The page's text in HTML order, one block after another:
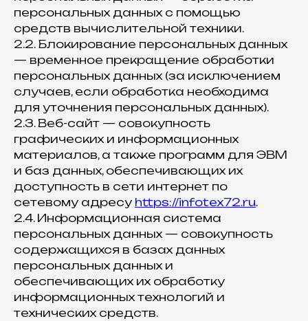
персональных данных с помощью
средств вычислительной техники.
2.2. Блокирование персональных данных
— временное прекращение обработки
персональных данных (за исключением
случаев, если обработка необходима
для уточнения персональных данных).
2.3. Веб-сайт — совокупность
графических и информационных
материалов, а также программ для ЭВМ
и баз данных, обеспечивающих их
доступность в сети интернет по
сетевому адресу https://infotex72.ru.
2.4. Информационная система
персональных данных — совокупность
содержащихся в базах данных
персональных данных и
обеспечивающих их обработку
информационных технологий и
технических средств.